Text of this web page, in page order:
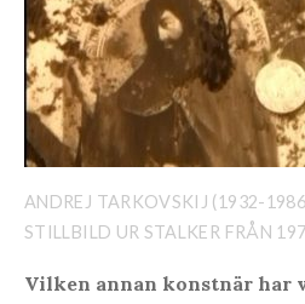
ANDREJ TARKOVSKIJ (1932-
STILLBILD UR STALKER FRÅN
Vilken annan konstnär